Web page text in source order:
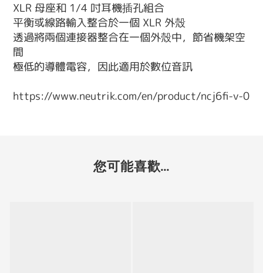
XLR 母座和 1/4 吋耳機插孔組合
平衡或線路輸入整合於一個 XLR 外殼
透過將兩個連接器整合在一個外殼中，節省機架空
間
極低的導體電容，因此適用於數位音訊
https://www.neutrik.com/en/product/ncj6fi-v-0
您可能喜歡...